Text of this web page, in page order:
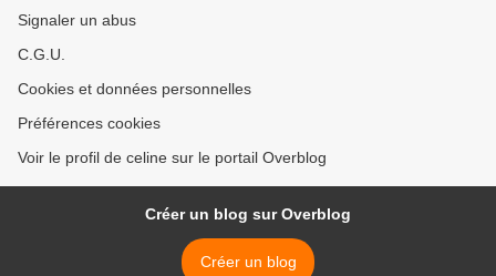
Signaler un abus
C.G.U.
Cookies et données personnelles
Préférences cookies
Voir le profil de celine sur le portail Overblog
Créer un blog sur Overblog
Créer un blog